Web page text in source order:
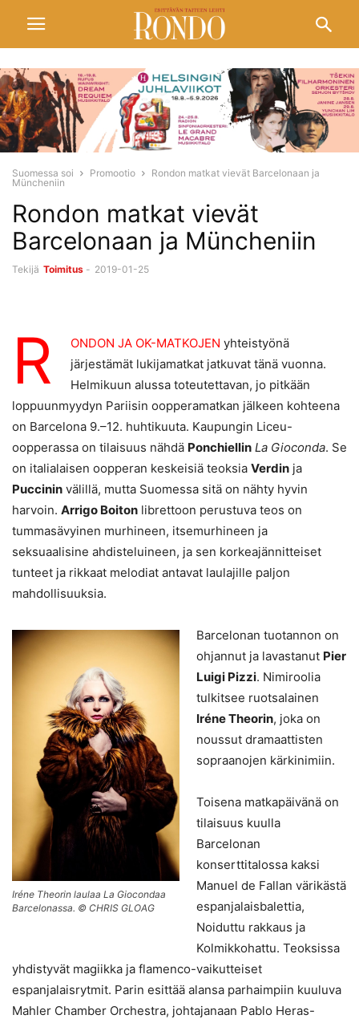
Suomessa soi Promootio
Rondon matkat vievät Barcelonaan ja
Müncheniin
Rondon matkat vievät
Barcelonaan ja Müncheniin
Tekijä Toimitus - 2019-01-25
R ONDON JA OK-MATKOJEN yhteistyönä
järjestämät lukijamatkat jatkuvat tänä vuonna.
Helmikuun alussa toteutettavan, jo pitkään
loppuunmyydyn Pariisin oopperamatkan jälkeen kohteena
on Barcelona 9.–12. huhtikuuta. Kaupungin Liceu-
oopperassa on tilaisuus nähdä Ponchiellin La Gioconda. Se
on italialaisen oopperan keskeisiä teoksia Verdin ja
Puccinin välillä, mutta Suomessa sitä on nähty hyvin
harvoin. Arrigo Boiton librettoon perustuva teos on
tummasävyinen murhineen, itsemurhineen ja
seksuaalisine ahdisteluineen, ja sen korkeajännitteiset
tunteet ja rikkaat melodiat antavat laulajille paljon
mahdollisuuksia.
Iréne Theorin laulaa La Giocondaa
Barcelonassa. © CHRIS GLOAG
Barcelonan tuotannon on
ohjannut ja lavastanut Pier
Luigi Pizzi. Nimiroolia
tulkitsee ruotsalainen
Iréne Theorin, joka on
noussut dramaattisten
sopraanojen kärkinimiin.
Toisena matkapäivänä on
tilaisuus kuulla
Barcelonan
konserttitalossa kaksi
Manuel de Fallan värikästä
espanjalaisbalettia,
Noiduttu rakkaus ja
Kolmikkohattu. Teoksissa
yhdistyvät magiikka ja flamenco-vaikutteiset
espanjalaisrytmit. Parin esittää alansa parhaimpiin kuuluva
Mahler Chamber Orchestra, johtajanaan Pablo Heras-